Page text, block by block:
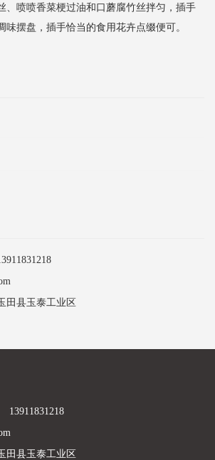
、喷喷香菜梗过油和口蘑腐竹丝拌匀，插手
味摆盘，插手恰当的食用花卉点缀便可。
田县玉泰工业区
田县玉泰工业区